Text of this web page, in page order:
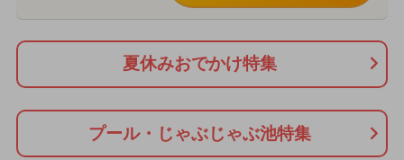
夏休みおでかけ特集
プール・じゃぶじゃぶ池特集